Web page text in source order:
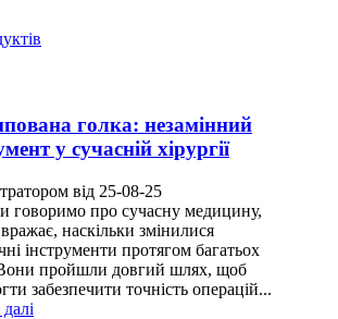
голка: незамінний
у сучасній хірургії
від 25-08-25
говоримо про сучасну медицину,
наскільки змінилися
інструменти протягом багатьох
пройшли довгий шлях, щоб
забезпечити точність операцій...